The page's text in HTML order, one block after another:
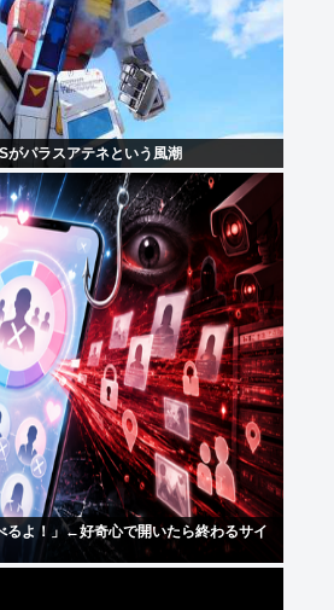
がパラスアテネという風潮
るよ！」←好奇心で開いたら終わるサイ